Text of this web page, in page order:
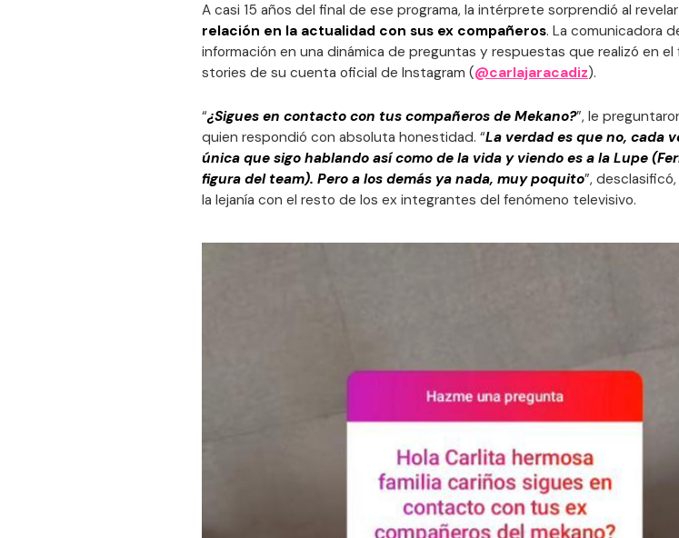
A casi 15 años del final de ese programa, la intérprete sorprendió al
relación en la actualidad con sus ex compañeros. La comunicadora
información en una dinámica de preguntas y respuestas que realizó en
stories de su cuenta oficial de Instagram (@carlajaracadiz).
“¿Sigues en contacto con tus compañeros de Mekano?”, le
quien respondió con absoluta honestidad. “La verdad es que no, cada
única que sigo hablando así como de la vida y viendo es a la Lupe
figura del team). Pero a los demás ya nada, muy poquito”,
la lejanía con el resto de los ex integrantes del fenómeno televisivo.